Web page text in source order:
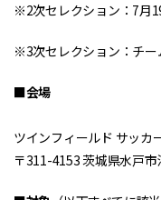
※2次セレクション：7月
※3次セレクション：チー
■会場
ツインフィールド サッカ
〒311-4153 茨城県水戸